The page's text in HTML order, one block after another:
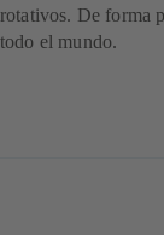
rotativos. De forma
todo el mundo.